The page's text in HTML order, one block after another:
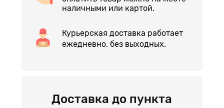
наличными или картой.
Курьерская доставка работает
ежедневно, без выходных.
Доставка до пункта